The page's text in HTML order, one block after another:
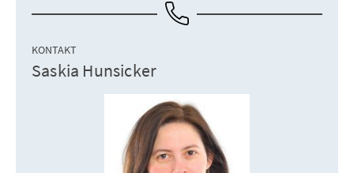
KONTAKT
Saskia Hunsicker